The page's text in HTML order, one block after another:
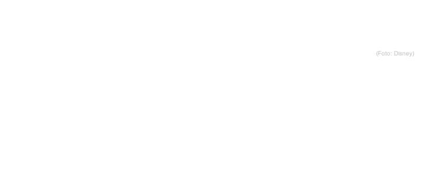
(Foto: Disney)